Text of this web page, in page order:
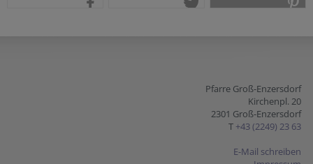
Pfarre Groß-Enzersdorf
Kirchenpl. 20
2301 Groß-Enzersdorf
T +43 (2249) 23 63
E-Mail schreiben